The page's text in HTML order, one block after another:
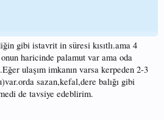
gibi istavrit in süresi kısıtlı.ama 4
haricinde palamut var ama oda
ulaşım imkanın varsa kerpeden 2-3
sazan,kefal,dere balığı gibi
de tavsiye edeblirim.